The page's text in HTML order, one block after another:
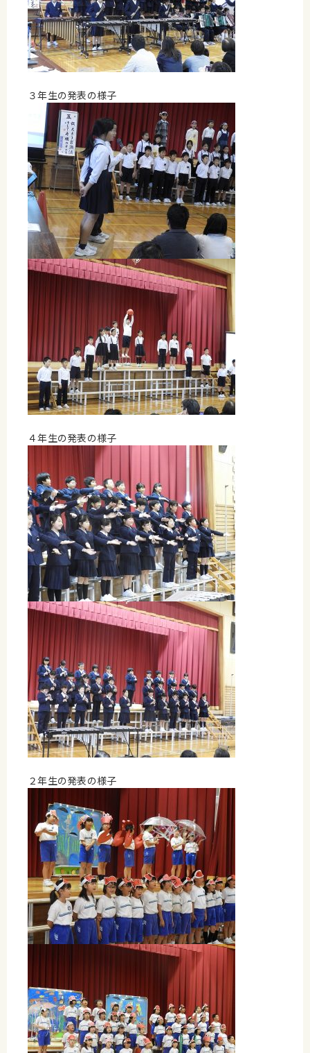
３年生の発表の様子
４年生の発表の様子
２年生の発表の様子